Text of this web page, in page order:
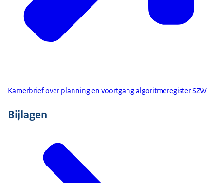
Kamerbrief over planning en voortgang algoritmeregister SZW
Bijlagen